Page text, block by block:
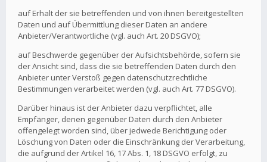
auf Erhalt der sie betreffenden und von ihnen bereitgestellten
Daten und auf Übermittlung dieser Daten an andere
Anbieter/Verantwortliche (vgl. auch Art. 20 DSGVO);
auf Beschwerde gegenüber der Aufsichtsbehörde, sofern sie
der Ansicht sind, dass die sie betreffenden Daten durch den
Anbieter unter Verstoß gegen datenschutzrechtliche
Bestimmungen verarbeitet werden (vgl. auch Art. 77 DSGVO).
Darüber hinaus ist der Anbieter dazu verpflichtet, alle
Empfänger, denen gegenüber Daten durch den Anbieter
offengelegt worden sind, über jedwede Berichtigung oder
Löschung von Daten oder die Einschränkung der Verarbeitung,
die aufgrund der Artikel 16, 17 Abs. 1, 18 DSGVO erfolgt, zu